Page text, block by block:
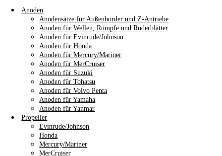
Anoden
Anodensätze für Außenborder und Z-Antriebe
Anoden für Wellen, Rümpfe und Ruderblätter
Anoden für Evinrude/Johnson
Anoden für Honda
Anoden für Mercury/Mariner
Anoden für MerCruiser
Anoden für Suzuki
Anoden für Tohatsu
Anoden für Volvo Penta
Anoden für Yamaha
Anoden für Yanmar
Propeller
Evinrude/Johnson
Honda
Mercury/Mariner
MerCruiser